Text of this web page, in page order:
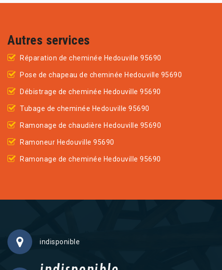
Autres services
Réparation de cheminée Hedouville 95690
Pose de chapeau de cheminée Hedouville 95690
Débistrage de cheminée Hedouville 95690
Tubage de cheminée Hedouville 95690
Ramonage de chaudière Hedouville 95690
Ramoneur Hedouville 95690
Ramonage de cheminée Hedouville 95690
indisponible